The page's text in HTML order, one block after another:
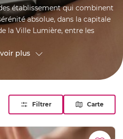
établissement qui combinent
absolue, dans la capitale
la Ville Lumière, entre les
des Champs-Élysées et le
offrez-vous une
dans un spa. Soins haut de
orientaux et techniques
sensoriel raffiné dans les
prestigieux de Paris.
plus
Filtrer Carte